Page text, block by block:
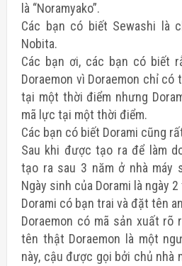
là “Noramyako”.
Các bạn có biết Sewashi là
Nobita.
Các bạn ơi, các bạn có biết
Doraemon vì Doraemon chỉ có
tại một thời điểm nhưng
mã lực tại một thời điểm.
Các bạn có biết Dorami cũng
Sau khi được tạo ra để làm
tạo ra sau 3 năm ở nhà máy
Ngày sinh của Dorami là ngày
Dorami có bạn trai và đặt tên
Doraemon có mã sản xuất rõ
tên thật Doraemon là một
này, cậu được gọi bởi chủ nhà